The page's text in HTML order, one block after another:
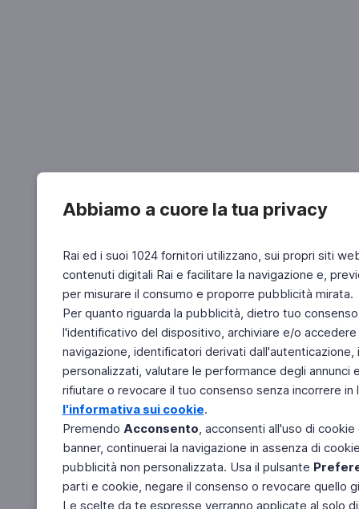
Abbiamo a cuore la tua privacy
Rai ed i suoi 1024 fornitori utilizzano, sui propri siti
contenuti digitali Rai e facilitare la navigazione e,
per misurare il consumo e proporre pubblicità mirata.
Per quanto riguarda la pubblicità, dietro tuo
l'identificativo del dispositivo, archiviare e/o
navigazione, identificatori derivati
personalizzati, valutare le performance degli
rifiutare o revocare il tuo consenso senza incorrere
l'informativa sui cookie.
Premendo Acconsento, acconsenti all'uso di
banner, continuerai la navigazione in assenza di
pubblicità non personalizzata. Usa il pulsante
parti e cookie, negare il consenso o revocare quello
Le scelte da te espresse verranno applicate al solo